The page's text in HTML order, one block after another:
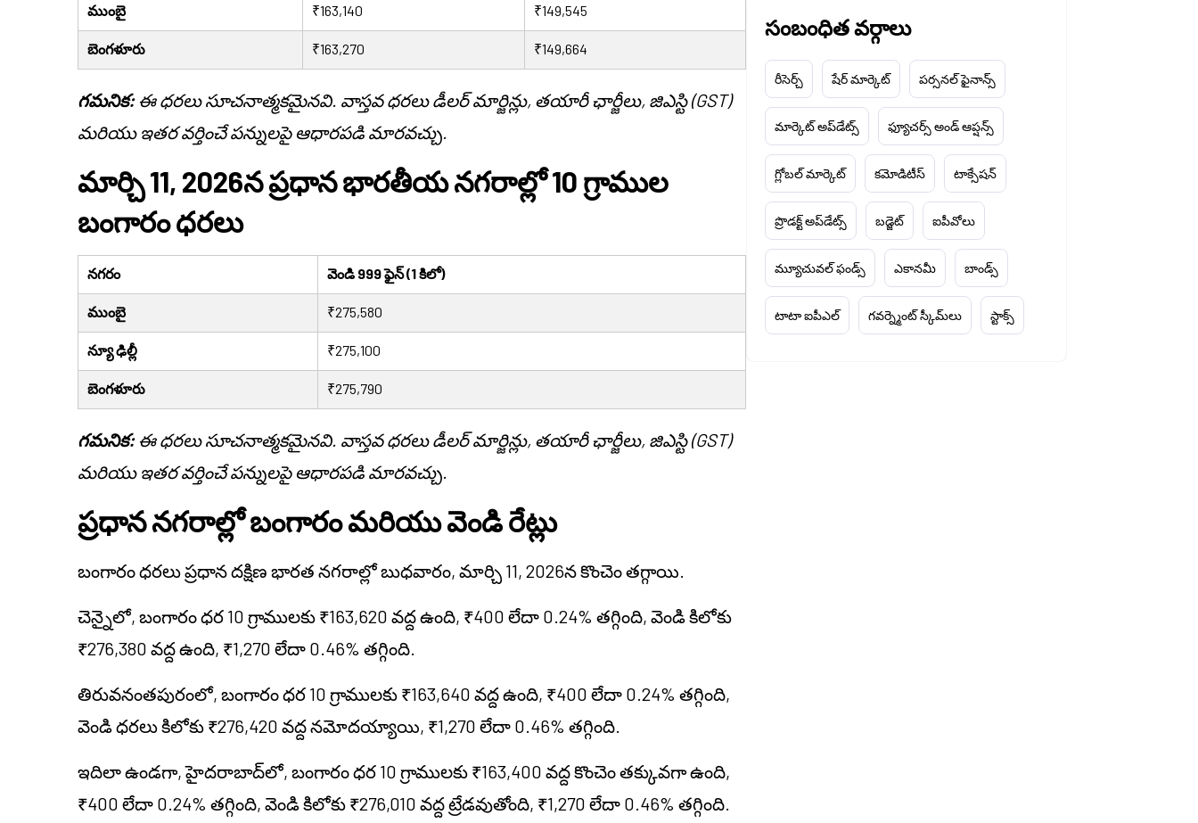
ముంబై ₹163,140 ₹149,545
బెంగళూరు ₹163,270 ₹149,664
గమనిక: ఈ ధరలు సూచనాత్మకమైనవి. వాస్తవ ధరలు డీలర్ మార్జిన్లు, తయారీ ఛార్జీలు, జిఎస్టి (GST)
మరియు ఇతర వర్తించే పన్నులపై ఆధారపడి మారవచ్చు.
మార్చి 11, 2026న ప్రధాన భారతీయ నగరాల్లో 10 గ్రాముల
బంగారం ధరలు
నగరం వెండి 999 ఫైన్ (1 కిలో)
ముంబై ₹275,580
న్యూ ఢిల్లీ ₹275,100
బెంగళూరు ₹275,790
గమనిక: ఈ ధరలు సూచనాత్మకమైనవి. వాస్తవ ధరలు డీలర్ మార్జిన్లు, తయారీ ఛార్జీలు, జిఎస్టి (GST)
మరియు ఇతర వర్తించే పన్నులపై ఆధారపడి మారవచ్చు.
ప్రధాన నగరాల్లో బంగారం మరియు వెండి రేట్లు
బంగారం ధరలు ప్రధాన దక్షిణ భారత నగరాల్లో బుధవారం, మార్చి 11, 2026న కొంచెం తగ్గాయి.
చెన్నైలో, బంగారం ధర 10 గ్రాములకు ₹163,620 వద్ద ఉంది, ₹400 లేదా 0.24% తగ్గింది, వెండి కిలోకు
₹276,380 వద్ద ఉంది, ₹1,270 లేదా 0.46% తగ్గింది.
తిరువనంతపురంలో, బంగారం ధర 10 గ్రాములకు ₹163,640 వద్ద ఉంది, ₹400 లేదా 0.24% తగ్గింది,
వెండి ధరలు కిలోకు ₹276,420 వద్ద నమోదయ్యాయి, ₹1,270 లేదా 0.46% తగ్గింది.
ఇదిలా ఉండగా, హైదరాబాద్‌లో, బంగారం ధర 10 గ్రాములకు ₹163,400 వద్ద కొంచెం తక్కువగా ఉంది,
₹400 లేదా 0.24% తగ్గింది, వెండి కిలోకు ₹276,010 వద్ద ట్రేడవుతోంది, ₹1,270 లేదా 0.46% తగ్గింది.
సంబంధిత వర్గాలు
రీసెర్చ్ షేర్ మార్కెట్ పర్సనల్ ఫైనాన్స్
మార్కెట్ అప్‌డేట్స్ ఫ్యూచర్స్ అండ్ ఆప్షన్స్
గ్లోబల్ మార్కెట్ కమోడిటీస్ టాక్సేషన్
ప్రొడక్ట్ అప్‌డేట్స్ బడ్జెట్ ఐపీవోలు
మ్యూచువల్ ఫండ్స్ ఎకానమీ బాండ్స్
టాటా ఐపీఎల్ గవర్న్మెంట్ స్కీమ్‌లు స్టాక్స్